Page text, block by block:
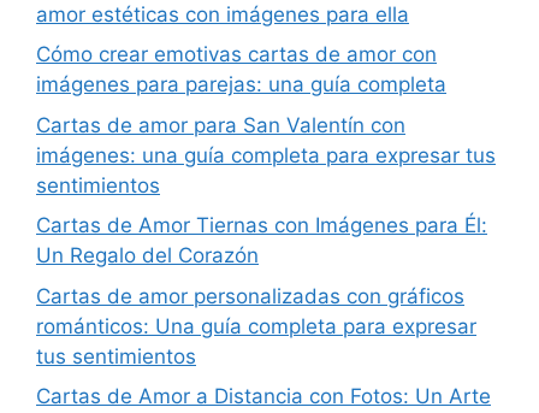
amor estéticas con imágenes para ella
Cómo crear emotivas cartas de amor con
imágenes para parejas: una guía completa
Cartas de amor para San Valentín con
imágenes: una guía completa para expresar tus
sentimientos
Cartas de Amor Tiernas con Imágenes para Él:
Un Regalo del Corazón
Cartas de amor personalizadas con gráficos
románticos: Una guía completa para expresar
tus sentimientos
Cartas de Amor a Distancia con Fotos: Un Arte